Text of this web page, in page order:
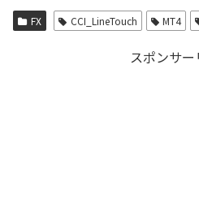
FX CCI_LineTouch MT4
スポンサー